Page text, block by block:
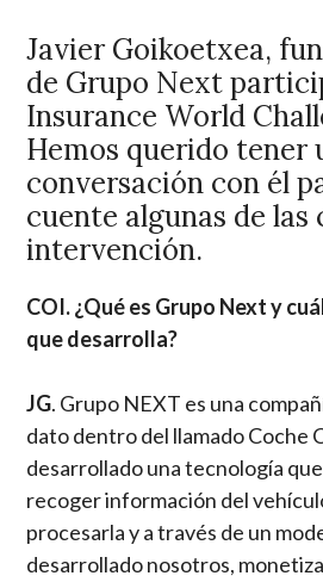
Javier Goikoetxea,
de Grupo Next
Insurance World
Hemos querido tener
conversación con él
cuente algunas de las
intervención.
COI. ¿Qué es Grupo Next y
que desarrolla?
JG. Grupo NEXT es una
dato dentro del llamado Coche
desarrollado una tecnología
recoger información del
procesarla y a través de un
desarrollado nosotros,